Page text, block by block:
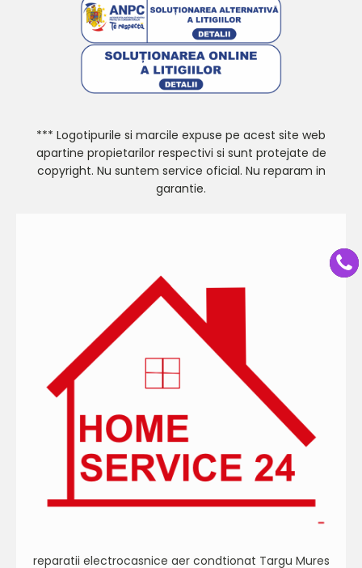
*** Logotipurile si marcile expuse pe acest site web
apartine propietarilor respectivi si sunt protejate de
copyright. Nu suntem service oficial. Nu reparam in
garantie.
reparatii electrocasnice aer condtionat Targu Mures